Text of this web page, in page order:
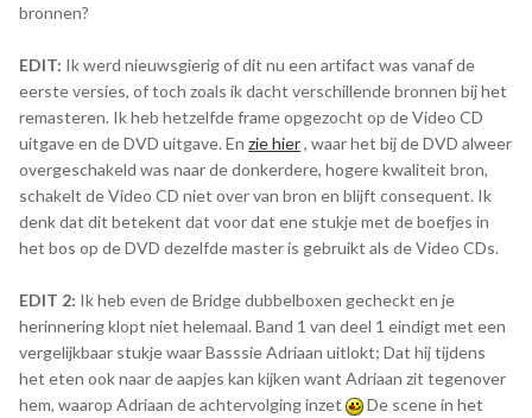
bronnen?
EDIT: Ik werd nieuwsgierig of dit nu een artifact was vanaf de
eerste versies, of toch zoals ik dacht verschillende bronnen bij het
remasteren. Ik heb hetzelfde frame opgezocht op de Video CD
uitgave en de DVD uitgave. En zie hier, waar het bij de DVD alweer
overgeschakeld was naar de donkerdere, hogere kwaliteit bron,
schakelt de Video CD niet over van bron en blijft consequent. Ik
denk dat dit betekent dat voor dat ene stukje met de boefjes in
het bos op de DVD dezelfde master is gebruikt als de Video CDs.
EDIT 2: Ik heb even de Bridge dubbelboxen gecheckt en je
herinnering klopt niet helemaal. Band 1 van deel 1 eindigt met een
vergelijkbaar stukje waar Basssie Adriaan uitlokt; Dat hij tijdens
het eten ook naar de aapjes kan kijken want Adriaan zit tegenover
hem, waarop Adriaan de achtervolging inzet
De scene in het